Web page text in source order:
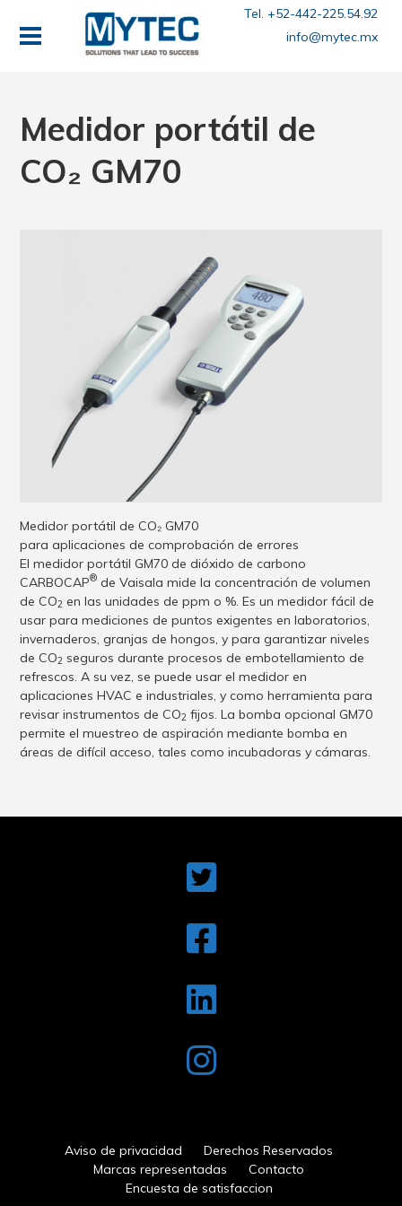
Tel. +52-442-225.54.92
info@mytec.mx
Medidor portátil de
CO₂ GM70
Medidor portátil de CO₂ GM70
para aplicaciones de comprobación de errores
El medidor portátil GM70 de dióxido de carbono
CARBOCAP® de Vaisala mide la concentración de volumen
de CO2 en las unidades de ppm o %. Es un medidor fácil de
usar para mediciones de puntos exigentes en laboratorios,
invernaderos, granjas de hongos, y para garantizar niveles
de CO2 seguros durante procesos de embotellamiento de
refrescos. A su vez, se puede usar el medidor en
aplicaciones HVAC e industriales, y como herramienta para
revisar instrumentos de CO2 fijos. La bomba opcional GM70
permite el muestreo de aspiración mediante bomba en
áreas de difícil acceso, tales como incubadoras y cámaras.
Aviso de privacidad
Derechos Reservados
Marcas representadas
Contacto
Encuesta de satisfaccion